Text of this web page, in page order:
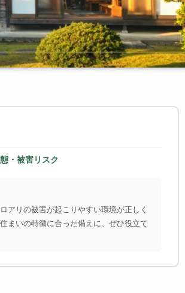
・被害リスク
アリの被害が起こりやすい環境が正しく
まいの特徴に合った備えに、ぜひ役立て